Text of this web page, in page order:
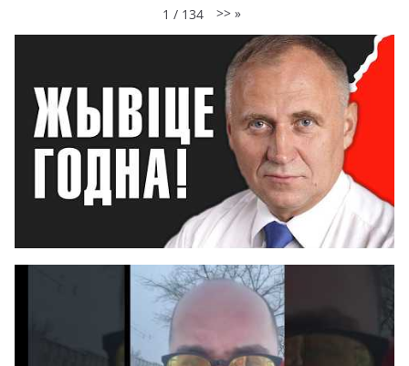
1 / 134 >> »